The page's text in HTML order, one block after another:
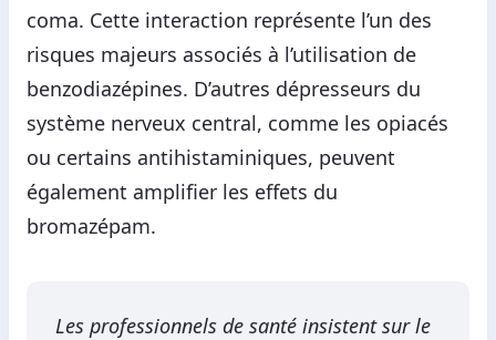
coma. Cette interaction représente l’un des
risques majeurs associés à l’utilisation de
benzodiazépines. D’autres dépresseurs du
système nerveux central, comme les opiacés
ou certains antihistaminiques, peuvent
également amplifier les effets du
bromazépam.
Les professionnels de santé insistent sur le